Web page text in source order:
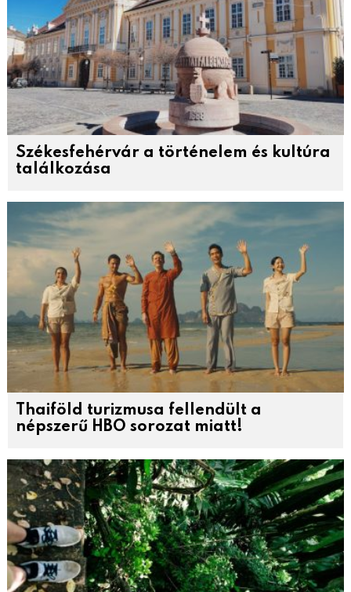
Székesfehérvár a történelem és kultúra
találkozása
Thaiföld turizmusa fellendült a
népszerű HBO sorozat miatt!